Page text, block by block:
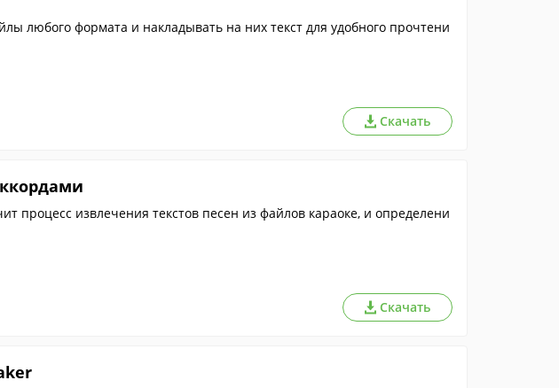
любого формата и накладывать на них текст для удобного прочтени
Скачать
процесс извлечения текстов песен из файлов караоке, и определени
Скачать